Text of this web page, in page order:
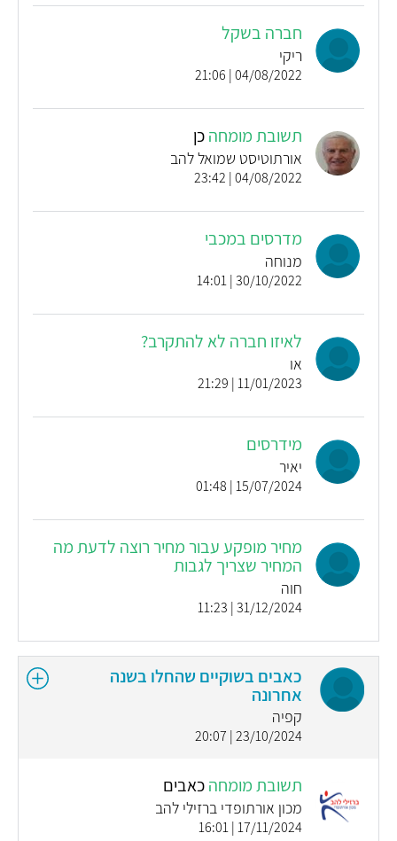
חברה בשקל
ריקי
04/08/2022 | 21:06
תשובת מומחהכן
אורתוטיסט שמואל להב
04/08/2022 | 23:42
מדרסים במכבי
מנוחה
30/10/2022 | 14:01
לאיזו חברה לא להתקרב?
או
11/01/2023 | 21:29
מידרסים
יאיר
15/07/2024 | 01:48
מחיר מופקע עבור מחיר רוצה לדעת מה
המחיר שצריך לגבות
חוה
31/12/2024 | 11:23
כאבים בשוקיים שהחלו בשנה
אחרונה
קפיה
23/10/2024 | 20:07
תשובת מומחהכאבים
מכון אורתופדי ברזילי להב
17/11/2024 | 16:01